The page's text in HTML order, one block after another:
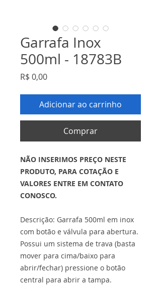
Garrafa Inox
500ml - 18783B
R$ 0,00Preço
Adicionar ao carrinho
Comprar
NÃO INSERIMOS PREÇO NESTE
PRODUTO, PARA COTAÇÃO E
VALORES ENTRE EM CONTATO
CONOSCO.
Descrição: Garrafa 500ml em inox
com botão e válvula para abertura.
Possui um sistema de trava (basta
mover para cima/baixo para
abrir/fechar) pressione o botão
central para abrir a tampa.